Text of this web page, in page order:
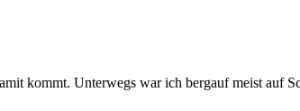
kommt. Unterwegs war ich bergauf meist auf